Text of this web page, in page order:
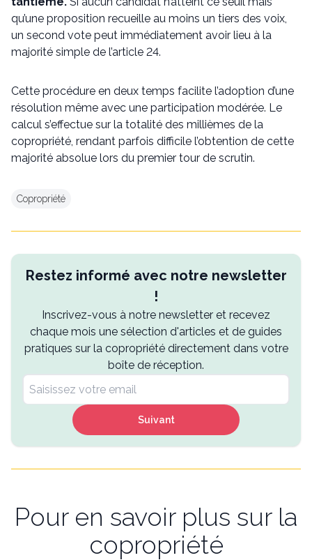
qu’une proposition recueille au moins un tiers des voix,
un second vote peut immédiatement avoir lieu à la
majorité simple de l’article 24.
Cette procédure en deux temps facilite l’adoption d’une
résolution même avec une participation modérée. Le
calcul s’effectue sur la totalité des millièmes de la
copropriété, rendant parfois difficile l’obtention de cette
majorité absolue lors du premier tour de scrutin.
Copropriété
Restez informé avec notre newsletter
!
Inscrivez-vous à notre newsletter et recevez
chaque mois une sélection d'articles et de guides
pratiques sur la copropriété directement dans votre
boîte de réception.
Suivant
Pour en savoir plus sur la
copropriété